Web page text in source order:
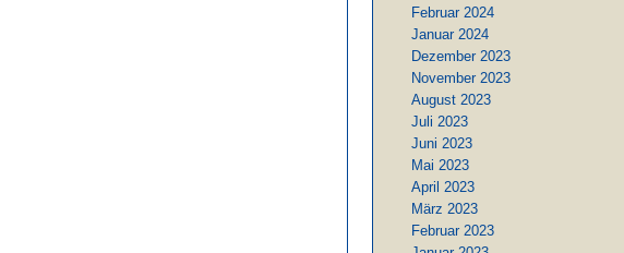
Februar 2024
Januar 2024
Dezember 2023
November 2023
August 2023
Juli 2023
Juni 2023
Mai 2023
April 2023
März 2023
Februar 2023